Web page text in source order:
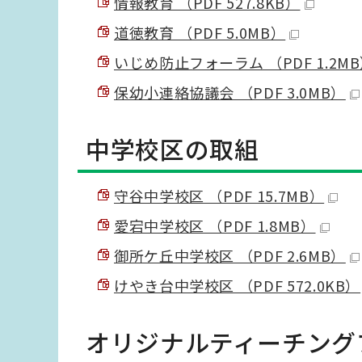
道徳教育 （PDF 5.0MB）
いじめ防止フォーラム （PDF 1.2MB
保幼小連絡協議会 （PDF 3.0MB）
中学校区の取組
守谷中学校区 （PDF 15.7MB）
愛宕中学校区 （PDF 1.8MB）
御所ケ丘中学校区 （PDF 2.6MB）
けやき台中学校区 （PDF 572.0KB）
オリジナルティーチン